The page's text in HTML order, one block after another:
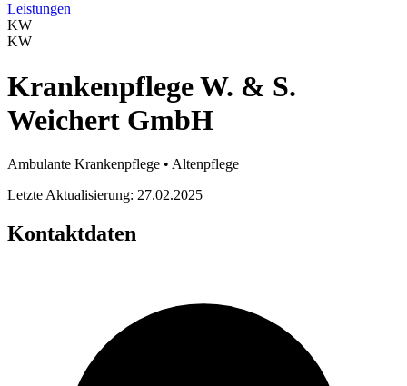
Leistungen
KW
KW
Krankenpflege W. & S.
Weichert GmbH
Ambulante Krankenpflege • Altenpflege
Letzte Aktualisierung: 27.02.2025
Kontaktdaten